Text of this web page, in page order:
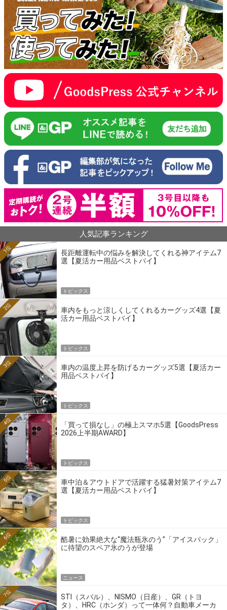
人気記事ランキング
長距離運転中の悩みを解決してくれる神アイテム7
選【夏活カー用品ベストバイ】
1位
トピックス
車内をもっと涼しくしてくれるカーグッズ4選【夏
活カー用品ベストバイ】
2位
トピックス
車内の温度上昇を防げるカーグッズ5選【夏活カー
用品ベストバイ】
3位
トピックス
「買って損なし」の極上スマホ5選【GoodsPress
2026上半期AWARD】
4位
トピックス
車中泊＆アウトドアで活躍する猛暑対策アイテム7
選【夏活カー用品ベストバイ】
5位
トピックス
酷暑に効果絶大な“魔法瓶氷のう”「アイスパック」
に待望のスペア氷のうが登場
6位
ニュース
STI（スバル）、NISMO（日産）、GR（トヨ
タ）、HRC（ホンダ）って一体何？自動車メーカ
7位